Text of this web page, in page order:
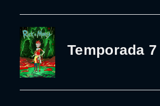
Temporada 7